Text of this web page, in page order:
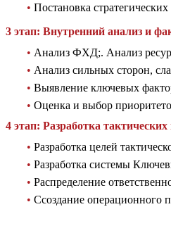
• Постановка
3 этап: Внутренний анализ и
• Анализ ФХД;. Анализ
• Анализ сильных сторон,
• Выявление ключевых
• Оценка и выбор
4 этап: Разработка
• Разработка целей
• Разработка системы
• Распределение
• Cсоздание операционного